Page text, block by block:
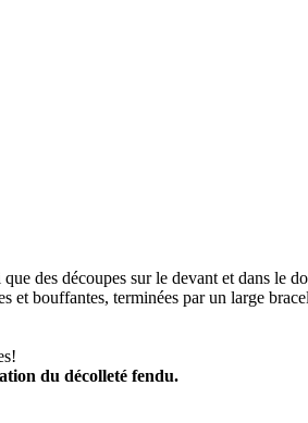
des découpes sur le devant et dans le
et bouffantes, terminées par un large
du décolleté fendu.